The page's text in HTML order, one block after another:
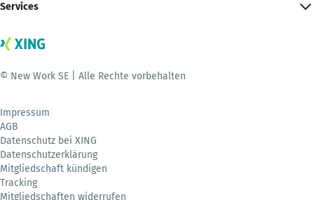
Services
© New Work SE | Alle Rechte vorbehalten
Impressum
AGB
Datenschutz bei XING
Datenschutzerklärung
Mitgliedschaft kündigen
Tracking
Mitgliedschaften widerrufen